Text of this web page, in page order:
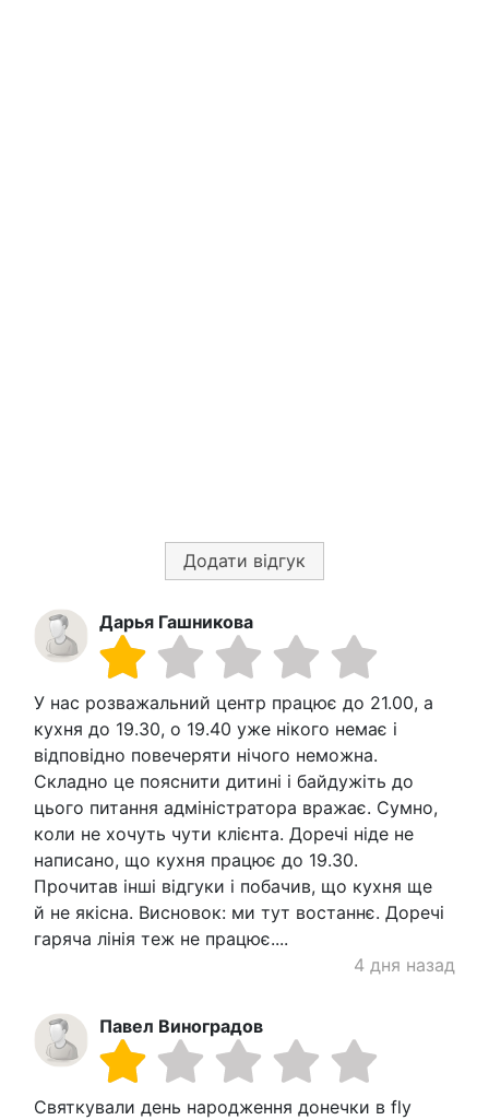
Додати відгук
Дарья Гашникова
У нас розважальний центр працює до 21.00, а
кухня до 19.30, о 19.40 уже нікого немає і
відповідно повечеряти нічого неможна.
Складно це пояснити дитині і байдужіть до
цього питання адміністратора вражає. Сумно,
коли не хочуть чути клієнта. Доречі ніде не
написано, що кухня працює до 19.30.
Прочитав інші відгуки і побачив, що кухня ще
й не якісна. Висновок: ми тут востаннє. Доречі
гаряча лінія теж не працює....
4 дня назад
Павел Виноградов
Святкували день народження донечки в fly